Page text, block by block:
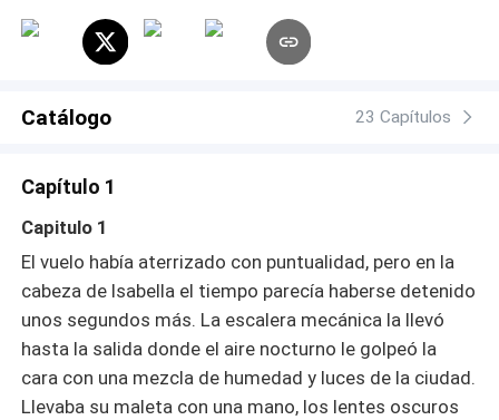
arrepentimiento, sino que la desafió a olvidarlo todo y
continuar como si nada hubiera pasado. Y si no lo hacía,
Pero Isabella no está dispuesta a seguir siendo la
levantarse. Ahora, ya no será la esposa sumisa que lo
perdonaba todo, sino la mujer decidida que enfrentará a
sus enemigos y reconstruirá su vida desde las cenizas.
¿Podrá Isabella sobrevivir al odio de Alejandro y a la
traición de Olga, o descubrirá que la venganza es el arma
más dulce para un corazón destrozado?
Catálogo 23 Capítulos
Capítulo 1
Capitulo 1
El vuelo había aterrizado con puntualidad, pero en la
cabeza de Isabella el tiempo parecía haberse detenido
unos segundos más. La escalera mecánica la llevó
hasta la salida donde el aire nocturno le golpeó la
cara con una mezcla de humedad y luces de la ciudad.
Llevaba su maleta con una mano, los lentes oscuros